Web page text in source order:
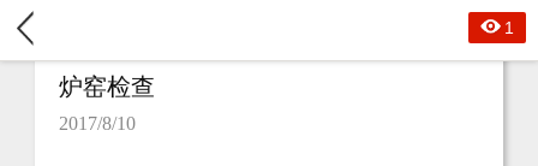
1
炉窑检查
2017/8/10